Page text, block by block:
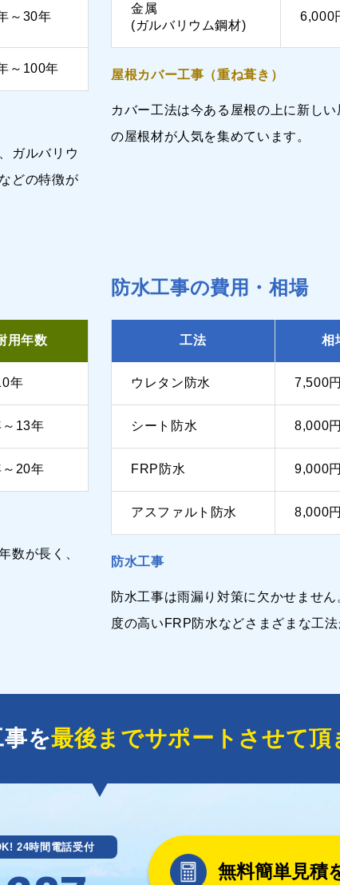
～30年
～100年
ガルバリウ
どの特徴が
金属
(ガルバリウム鋼材)
6,000
屋根カバー工事（重ね葺き）
カバー工法は今ある屋根の上に新し
の屋根材が人気を集めています。
用年数
年
13年
20年
数が長く、
防水工事の費用・相場
工法 相
ウレタン防水 7,500
シート防水 8,000
FRP防水 9,000
アスファルト防水 8,000
防水工事
防水工事は雨漏り対策に欠かせませ
度の高いFRP防水などさまざまな工法
を最後までサポートさせて頂
24時間電話受付
無料簡単見積